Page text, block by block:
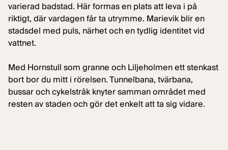
varierad badstad. Här formas en plats att leva i på
riktigt, där vardagen får ta utrymme. Marievik blir en
stadsdel med puls, närhet och en tydlig identitet vid
vattnet.
Med Hornstull som granne och Liljeholmen ett stenkast
bort bor du mitt i rörelsen. Tunnelbana, tvärbana,
bussar och cykelstråk knyter samman området med
resten av staden och gör det enkelt att ta sig vidare.